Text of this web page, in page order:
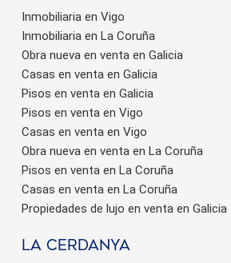
Inmobiliaria en Vigo
Inmobiliaria en La Coruña
Obra nueva en venta en Galicia
Casas en venta en Galicia
Pisos en venta en Galicia
Pisos en venta en Vigo
Casas en venta en Vigo
Obra nueva en venta en La Coruña
Pisos en venta en La Coruña
Casas en venta en La Coruña
Propiedades de lujo en venta en Galicia
La Cerdanya